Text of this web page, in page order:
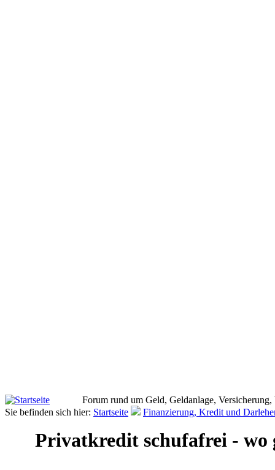
Forum rund um Geld, Geldanlage,
Sie befinden sich hier: Startseite Finanzierung, Kredit und
Privatkredit schufafrei - wo